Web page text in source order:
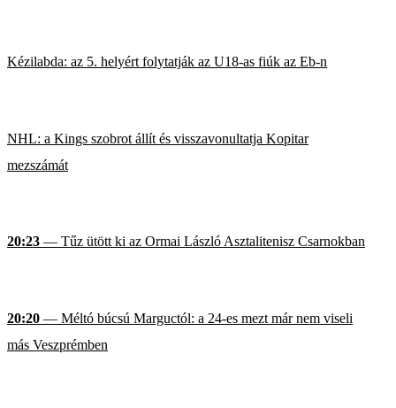
Kézilabda: az 5. helyért folytatják az U18-as fiúk az Eb-n
NHL: a Kings szobrot állít és visszavonultatja Kopitar
mezszámát
20:23 — Tűz ütött ki az Ormai László Asztalitenisz Csarnokban
20:20 — Méltó búcsú Marguctól: a 24-es mezt már nem viseli
más Veszprémben